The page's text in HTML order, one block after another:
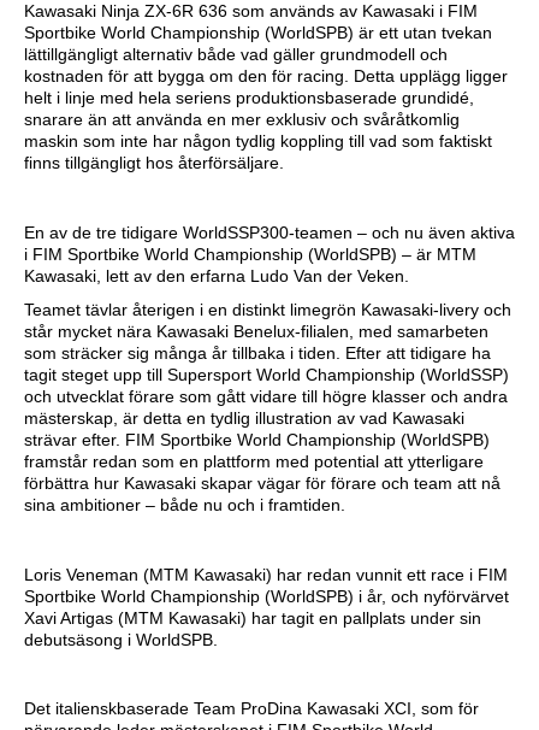
Kawasaki Ninja ZX-6R 636 som används av Kawasaki i FIM
Sportbike World Championship (WorldSPB) är ett utan tvekan
lättillgängligt alternativ både vad gäller grundmodell och
kostnaden för att bygga om den för racing. Detta upplägg ligger
helt i linje med hela seriens produktionsbaserade grundidé,
snarare än att använda en mer exklusiv och svåråtkomlig
maskin som inte har någon tydlig koppling till vad som faktiskt
finns tillgängligt hos återförsäljare.
En av de tre tidigare WorldSSP300-teamen – och nu även aktiva
i FIM Sportbike World Championship (WorldSPB) – är MTM
Kawasaki, lett av den erfarna Ludo Van der Veken.
Teamet tävlar återigen i en distinkt limegrön Kawasaki-livery och
står mycket nära Kawasaki Benelux-filialen, med samarbeten
som sträcker sig många år tillbaka i tiden. Efter att tidigare ha
tagit steget upp till Supersport World Championship (WorldSSP)
och utvecklat förare som gått vidare till högre klasser och andra
mästerskap, är detta en tydlig illustration av vad Kawasaki
strävar efter. FIM Sportbike World Championship (WorldSPB)
framstår redan som en plattform med potential att ytterligare
förbättra hur Kawasaki skapar vägar för förare och team att nå
sina ambitioner – både nu och i framtiden.
Loris Veneman (MTM Kawasaki) har redan vunnit ett race i FIM
Sportbike World Championship (WorldSPB) i år, och nyförvärvet
Xavi Artigas (MTM Kawasaki) har tagit en pallplats under sin
debutsäsong i WorldSPB.
Det italienskbaserade Team ProDina Kawasaki XCI, som för